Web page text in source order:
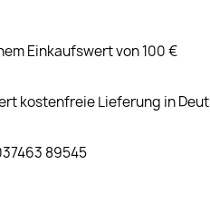
Einkaufswert von 100 €
kostenfreie Lieferung in
89545